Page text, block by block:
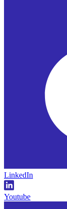
LinkedIn
Youtube